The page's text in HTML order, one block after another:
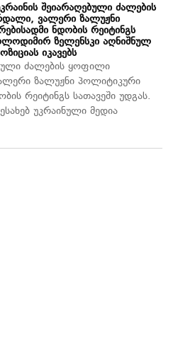
შეიარაღებული ძალების
ვალერი ზალუჟნი
ნდობის რეიტინგს
ზელენსკი აღნიშნულ
იკავებს
ძალების ყოფილი
ზალუჟნი პოლიტიკური
რეიტინგს სათავეში უდგას.
უკრაინული მედია